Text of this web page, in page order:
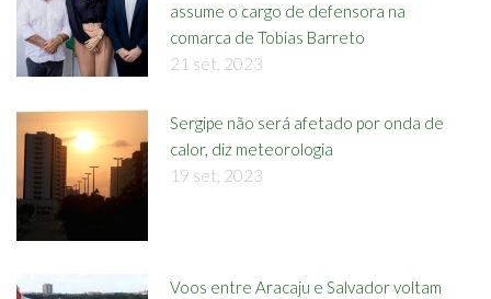
assume o cargo de defensora na
comarca de Tobias Barreto
21 set, 2023
Sergipe não será afetado por onda de
calor, diz meteorologia
19 set, 2023
Voos entre Aracaju e Salvador voltam